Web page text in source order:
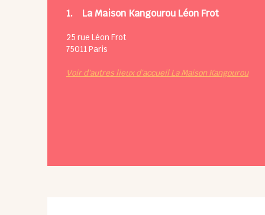
1. La Maison Kangourou Léon Frot
25 rue Léon Frot
75011Paris
Voir d'autres lieux d'accueil La Maison Kangourou